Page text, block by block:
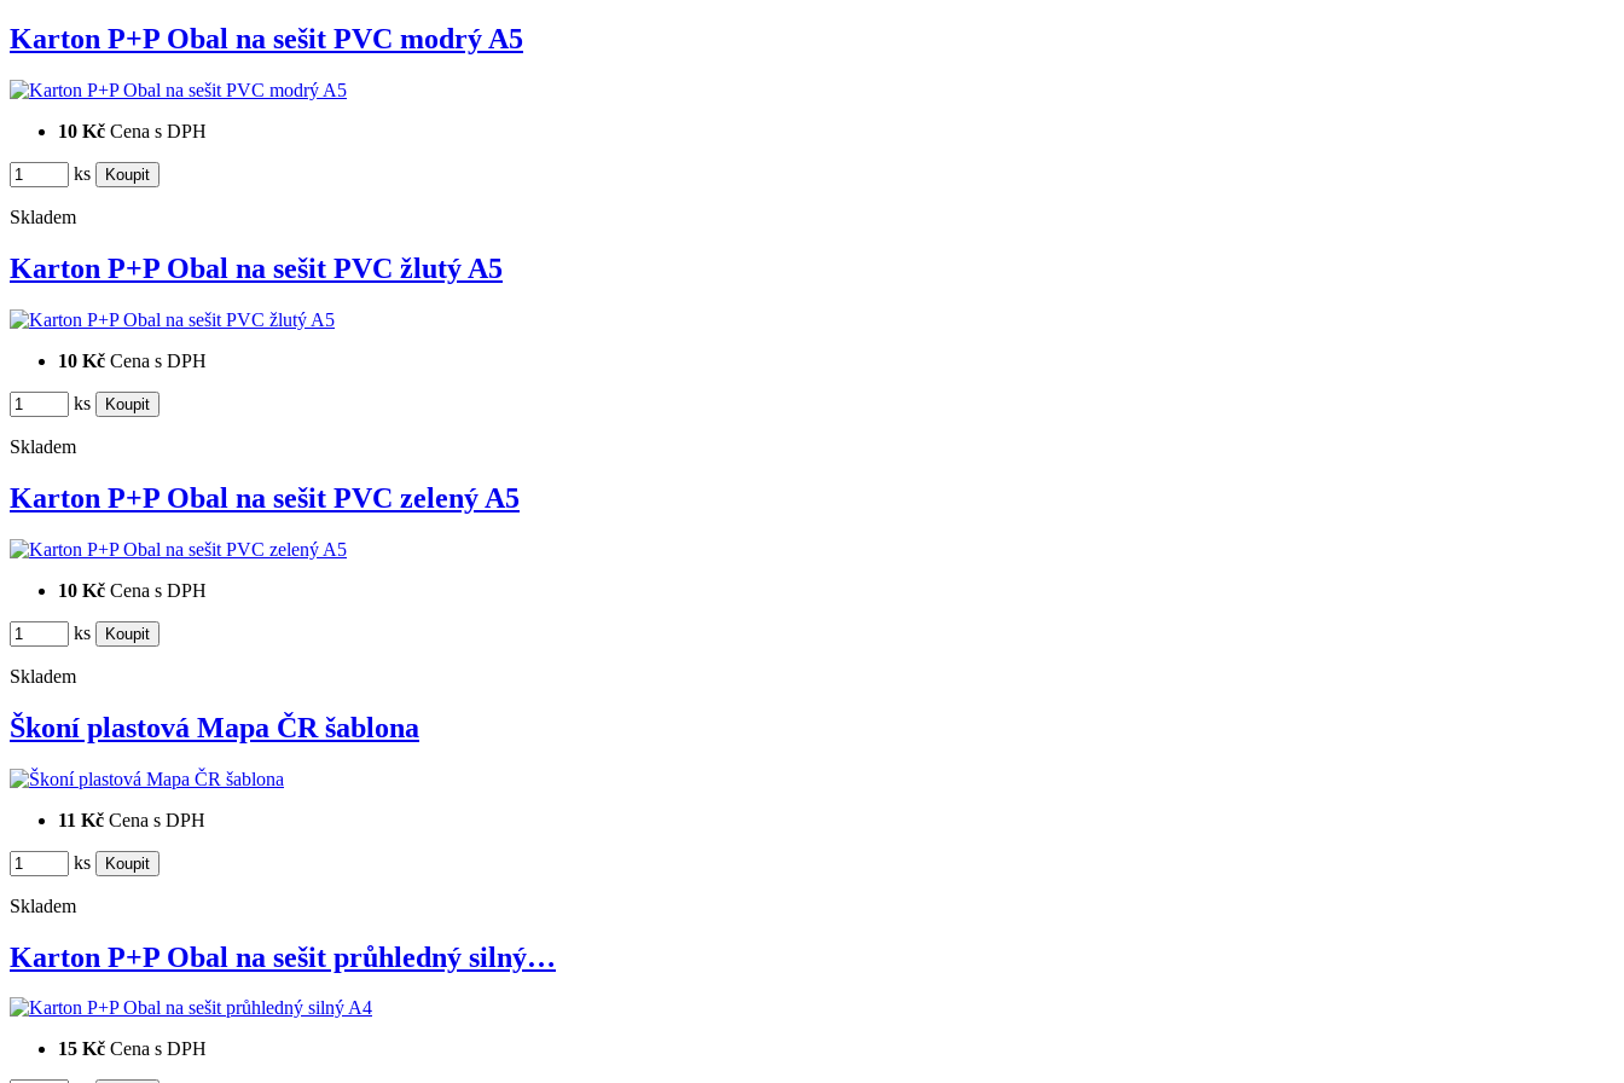
Karton P+P Obal na sešit PVC modrý A5
10 Kč Cena s DPH
ks
Skladem
Karton P+P Obal na sešit PVC žlutý A5
10 Kč Cena s DPH
ks
Skladem
Karton P+P Obal na sešit PVC zelený A5
10 Kč Cena s DPH
ks
Skladem
Škoní plastová Mapa ČR šablona
11 Kč Cena s DPH
ks
Skladem
Karton P+P Obal na sešit průhledný silný…
15 Kč Cena s DPH